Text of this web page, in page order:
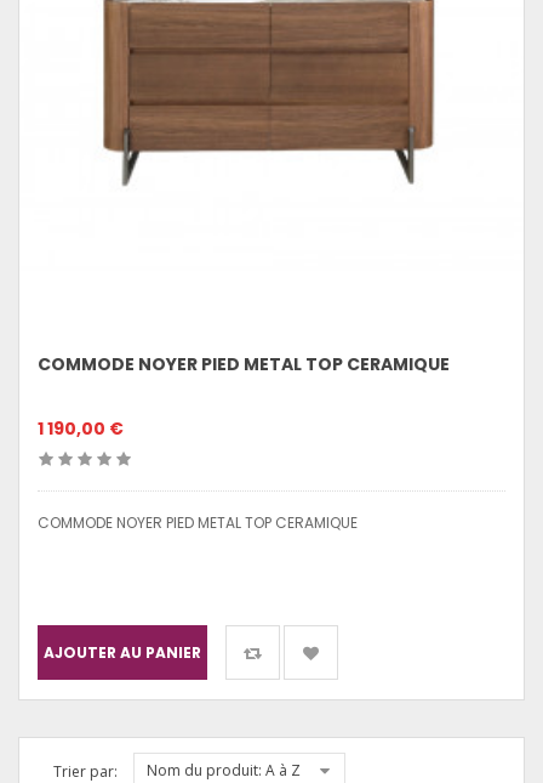
COMMODE NOYER PIED METAL TOP CERAMIQUE
1 190,00 €
COMMODE NOYER PIED METAL TOP CERAMIQUE
AJOUTER AU PANIER
Trier par: Nom du produit: A à Z